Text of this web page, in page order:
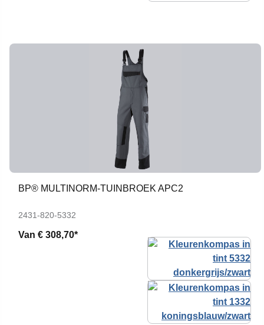
BP® MULTINORM-TUINBROEK APC2
2431-820-5332
Van € 308,70*